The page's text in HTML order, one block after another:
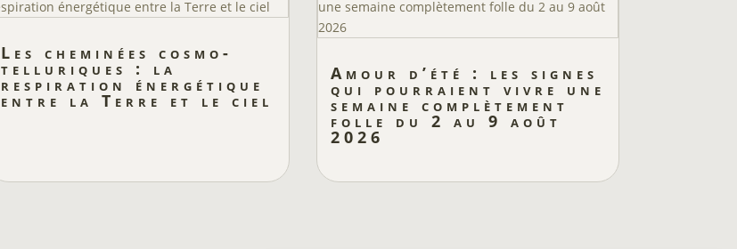
Les cheminées cosmo-
telluriques : la
respiration énergétique
entre la Terre et le ciel
Amour d’été : les signes
qui pourraient vivre une
semaine complètement
folle du 2 au 9 août
2026